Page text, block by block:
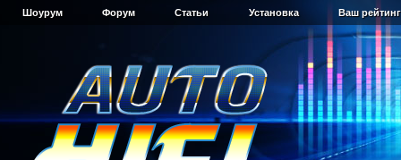
Шоурум Форум Статьи Установка Ваш